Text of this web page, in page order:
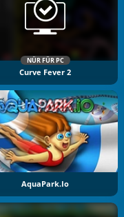
NÜR FÜR PC
Curve Fever 2
AquaPark.io